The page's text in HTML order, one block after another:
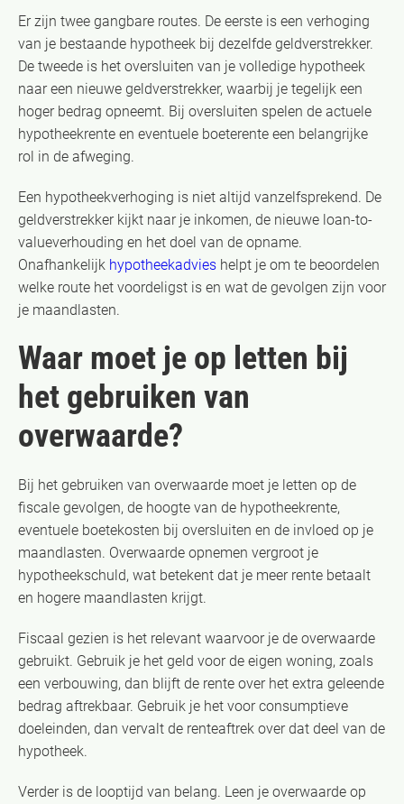
Er zijn twee gangbare routes. De eerste is een verhoging
van je bestaande hypotheek bij dezelfde geldverstrekker.
De tweede is het oversluiten van je volledige hypotheek
naar een nieuwe geldverstrekker, waarbij je tegelijk een
hoger bedrag opneemt. Bij oversluiten spelen de actuele
hypotheekrente en eventuele boeterente een belangrijke
rol in de afweging.
Een hypotheekverhoging is niet altijd vanzelfsprekend. De
geldverstrekker kijkt naar je inkomen, de nieuwe loan-to-
valueverhouding en het doel van de opname.
Onafhankelijk hypotheekadvies helpt je om te beoordelen
welke route het voordeligst is en wat de gevolgen zijn voor
je maandlasten.
Waar moet je op letten bij
het gebruiken van
overwaarde?
Bij het gebruiken van overwaarde moet je letten op de
fiscale gevolgen, de hoogte van de hypotheekrente,
eventuele boetekosten bij oversluiten en de invloed op je
maandlasten. Overwaarde opnemen vergroot je
hypotheekschuld, wat betekent dat je meer rente betaalt
en hogere maandlasten krijgt.
Fiscaal gezien is het relevant waarvoor je de overwaarde
gebruikt. Gebruik je het geld voor de eigen woning, zoals
een verbouwing, dan blijft de rente over het extra geleende
bedrag aftrekbaar. Gebruik je het voor consumptieve
doeleinden, dan vervalt de renteaftrek over dat deel van de
hypotheek.
Verder is de looptijd van belang. Leen je overwaarde op